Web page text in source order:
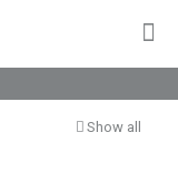
Show all